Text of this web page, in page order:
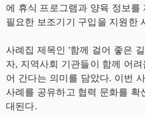
에 휴식 프로그램과 양육 정보를
필요한 보조기기 구입을 지원한
사례집 제목인 '함께 걸어 좋은
자, 지역사회 기관들이 함께 어
어 간다는 의미를 담았다. 이번
사례를 공유하고 협력 문화를 확
대된다.